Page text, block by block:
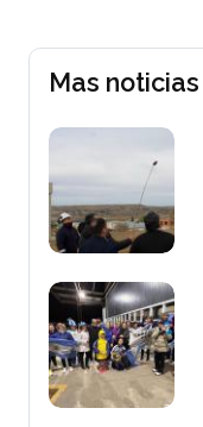
Mas noticias